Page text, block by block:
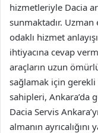
hizmetleriyle Dacia
sunmaktadır.
odaklı hizmet
ihtiyacına cevap
araçların uzun
sağlamak için gerekli
sahipleri, Ankara’da
Dacia Servis
almanın ayrıcalığını